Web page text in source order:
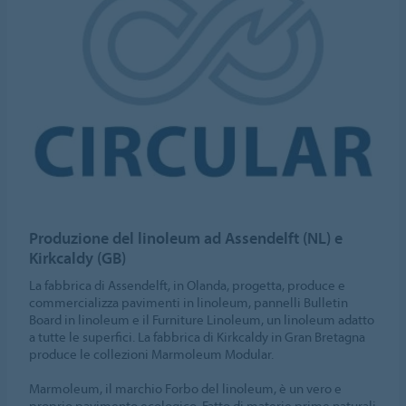
Produzione del linoleum ad Assendelft (NL) e
Kirkcaldy (GB)
La fabbrica di Assendelft, in Olanda, progetta, produce e
commercializza pavimenti in linoleum, pannelli Bulletin
Board in linoleum e il Furniture Linoleum, un linoleum adatto
a tutte le superfici. La fabbrica di Kirkcaldy in Gran Bretagna
produce le collezioni Marmoleum Modular.
Marmoleum, il marchio Forbo del linoleum, è un vero e